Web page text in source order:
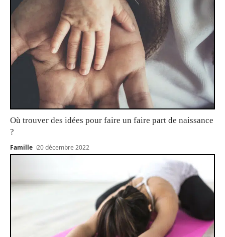
Où trouver des idées pour faire un faire part de naissance
?
Famille 20 décembre 2022